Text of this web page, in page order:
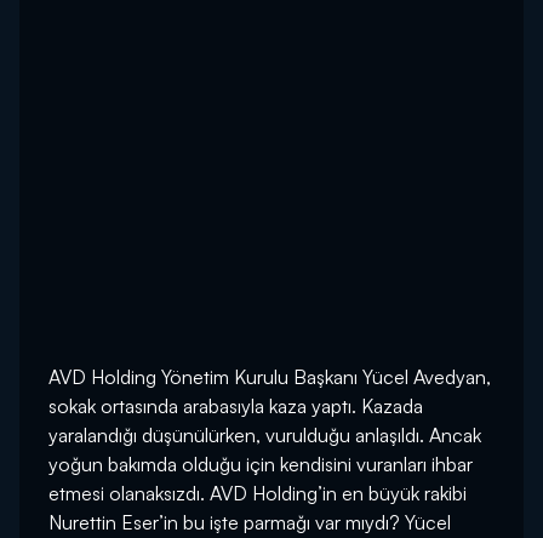
AVD Holding Yönetim Kurulu Başkanı Yücel Avedyan,
sokak ortasında arabasıyla kaza yaptı. Kazada
yaralandığı düşünülürken, vurulduğu anlaşıldı. Ancak
yoğun bakımda olduğu için kendisini vuranları ihbar
etmesi olanaksızdı. AVD Holding’in en büyük rakibi
Nurettin Eser’in bu işte parmağı var mıydı? Yücel